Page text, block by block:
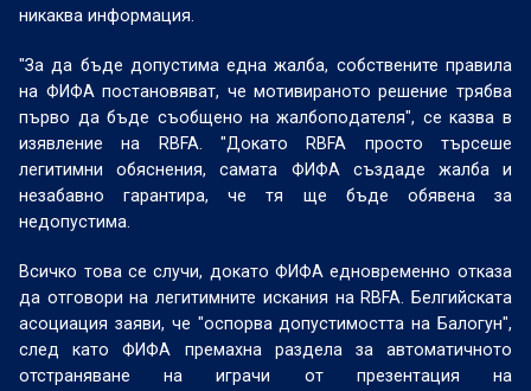
никаква информация.
"За да бъде допустима една жалба, собствените правила
на ФИФА постановяват, че мотивираното решение трябва
първо да бъде съобщено на жалбоподателя", се казва в
изявление на RBFA. "Докато RBFA просто търсеше
легитимни обяснения, самата ФИФА създаде жалба и
незабавно гарантира, че тя ще бъде обявена за
недопустима.
Всичко това се случи, докато ФИФА едновременно отказа
да отговори на легитимните искания на RBFA. Белгийската
асоциация заяви, че "оспорва допустимостта на Балогун",
след като ФИФА премахна раздела за автоматичното
отстраняване на играчи от презентация на